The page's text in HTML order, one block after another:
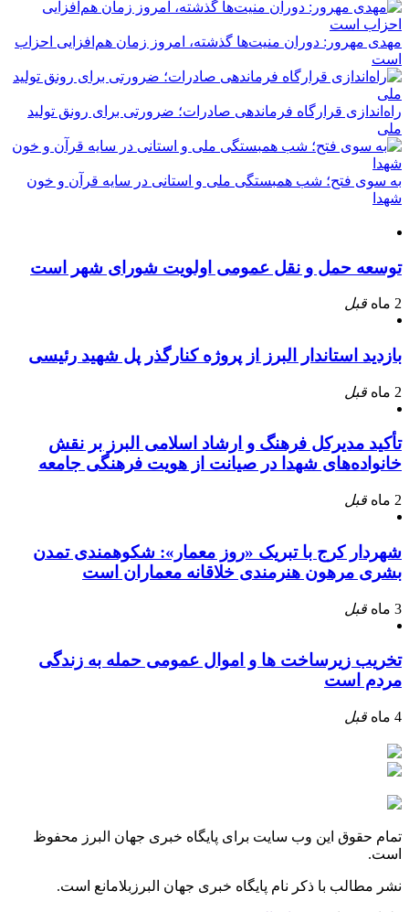
مهدی مهرور: دوران منیت‌ها گذشته، امروز زمان هم‌افزایی احزاب
است
راه‌اندازی قرارگاه فرماندهی صادرات؛ ضرورتی برای رونق تولید
ملی
به سوی فتح؛ شب همبستگی ملی و استانی در سایه قرآن و خون
شهدا
توسعه حمل و نقل عمومی اولویت شورای شهر است
2 ماه قبل
بازدید استاندار البرز از پروژه کنارگذر پل شهید رئیسی
2 ماه قبل
تأکید مدیرکل فرهنگ و ارشاد اسلامی البرز بر نقش
خانواده‌های شهدا در صیانت از هویت فرهنگی جامعه
2 ماه قبل
شهردار کرج با تبریک «روز معمار»: شکوهمندی تمدن
بشری مرهون هنرمندی خلاقانه معماران است
3 ماه قبل
تخریب زیرساخت ها و اموال عمومی حمله به زندگی
مردم است
4 ماه قبل
تمام حقوق این وب سایت برای پایگاه خبری جهان البرز محفوظ
است.
نشر مطالب با ذکر نام پایگاه خبری جهان البرزبلامانع است.